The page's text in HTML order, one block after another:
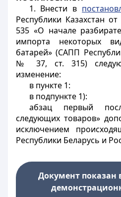
1. Внести в
Республики Казахстан
535 «О начале
импорта некоторых
батарей» (САПП
№ 37, ст. 315)
изменение:
в пункте 1:
в подпункте 1):
абзац первый
следующих товаров»
исключением
Республики Беларусь и
Документ показан